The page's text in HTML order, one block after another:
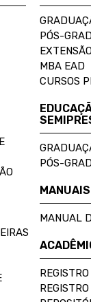
PÓS-
MBA EAD
CURSOS
PÓS-
MANUAIS
MANUAL